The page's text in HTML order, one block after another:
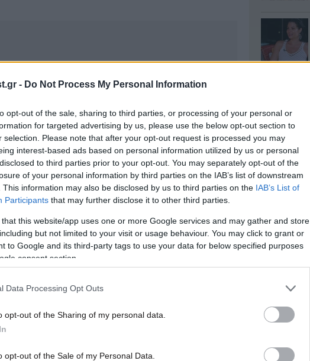
- Do Not Process My Personal Information
opt-out of the sale, sharing to third parties, or processing of your personal or
for targeted advertising by us, please use the below opt-out section to
selection. Please note that after your opt-out request is processed you may
interest-based ads based on personal information utilized by us or personal
to third parties prior to your opt-out. You may separately opt-out of the
of your personal information by third parties on the IAB’s list of downstream
This information may also be disclosed by us to third parties on the IAB’s List of
Participants that may further disclose it to other third parties.
that this website/app uses one or more Google services and may gather and store
but not limited to your visit or usage behaviour. You may click to grant or
to Google and its third-party tags to use your data for below specified purposes
consent section.
Data Processing Opt Outs
opt-out of the Sharing of my personal data.
opt-out of the Sale of my Personal Data.